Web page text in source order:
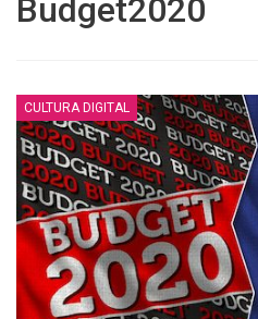
Budget2020
CULTURA DIGITAL